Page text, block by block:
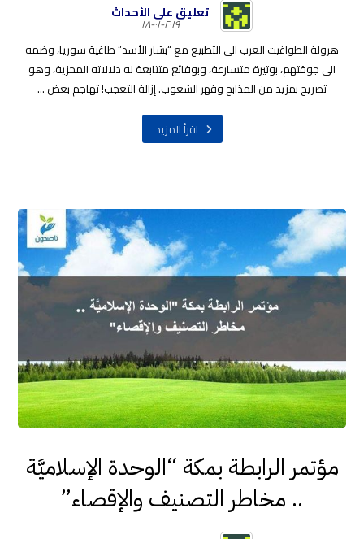
تعليق على الأحداث
٢٠١٩-٠١-١٨
هرولة الطواغيت العرب الى التطبيع مع “بشار الأسد” طاغية سوريا، وضمه
الى جوقتهم، بوتيرة متسارعة، وبوقائع متتابعة له دلالاته المخزية، وهو
تصريح بمزيد من المذابح وقهر الشعوب. إزالة التعجب! تهاجم بعض ...
اقرأ المزيد
مؤتمر الرابطة بمكة “الوحدة الإسلاميَّة
.. مخاطر التصنيف والإقصاء”